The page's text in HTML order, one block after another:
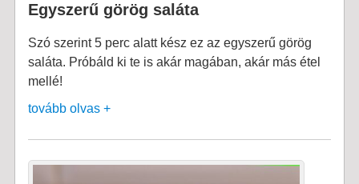
Egyszerű görög saláta
Szó szerint 5 perc alatt kész ez az egyszerű görög
saláta. Próbáld ki te is akár magában, akár más étel
mellé!
tovább olvas +